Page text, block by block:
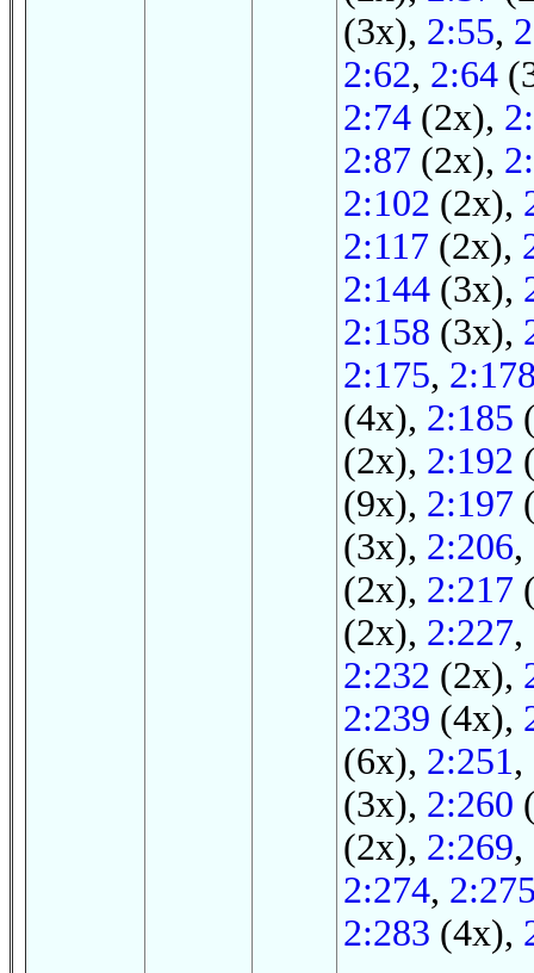
(3x), 2:55,
2:62, 2:64
2:74 (2x),
2:87 (2x),
2:102 (2x),
2:117 (2x),
2:144 (3x),
2:158 (3x),
2:175,
(4x), 2:185
(2x), 2:192
(9x), 2:197
(3x), 2:206,
(2x), 2:217
(2x), 2:227,
2:232 (2x),
2:239 (4x),
(6x), 2:251,
(3x), 2:260
(2x), 2:269,
2:274,
2:283 (4x),